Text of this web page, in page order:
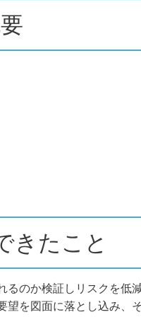
きたこと
のか検証しリスクを低
望を図面に落とし込み、